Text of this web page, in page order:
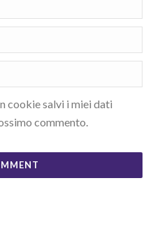
cookie salvi i miei dati
commento.